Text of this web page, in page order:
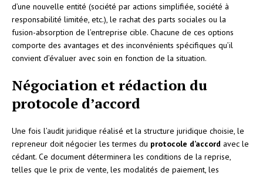
d’une nouvelle entité (société par actions simplifiée, société à
responsabilité limitée, etc.), le rachat des parts sociales ou la
fusion-absorption de l’entreprise cible. Chacune de ces options
comporte des avantages et des inconvénients spécifiques qu’il
convient d’évaluer avec soin en fonction de la situation.
Négociation et rédaction du
protocole d’accord
Une fois l’audit juridique réalisé et la structure juridique choisie, le
repreneur doit négocier les termes du protocole d’accord avec le
cédant. Ce document déterminera les conditions de la reprise,
telles que le prix de vente, les modalités de paiement, les